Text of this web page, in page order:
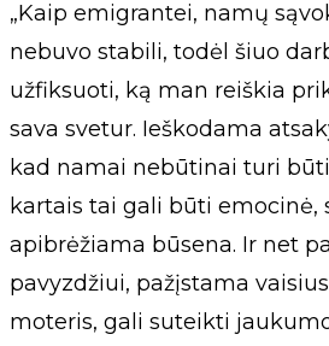
„Kaip emigrantei, namų
nebuvo stabili, todėl šiuo
užfiksuoti, ką man reiškia
sava svetur. Ieškodama
kad namai nebūtinai turi
kartais tai gali būti emocinė,
apibrėžiama būsena. Ir net
pavyzdžiui, pažįstama
moteris, gali suteikti